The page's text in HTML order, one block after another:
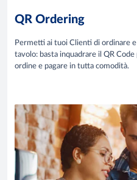
QR Ordering
Permetti ai tuoi Clienti di ordinare
tavolo: basta inquadrare il QR
ordine e pagare in tutta comodità.